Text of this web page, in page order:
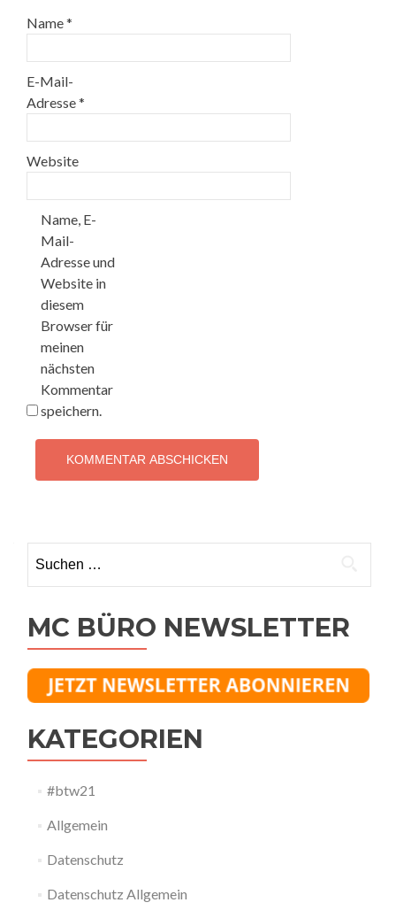
Name*
E-Mail-
Adresse*
Website
Name, E-
Mail-
Adresse und
Website in
diesem
Browser für
meinen
nächsten
Kommentar
speichern.
nach:
MC BÜRO NEWSLETTER
KATEGORIEN
#btw21
Allgemein
Datenschutz
Datenschutz Allgemein